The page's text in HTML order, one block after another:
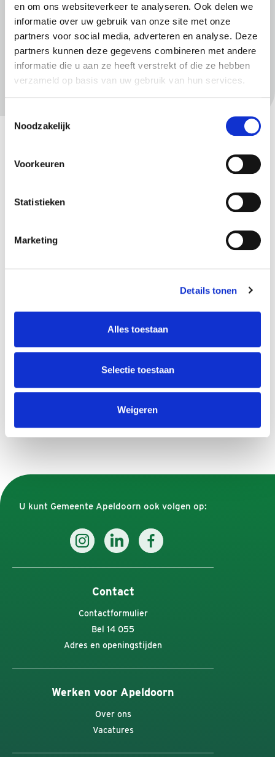
en om ons websiteverkeer te analyseren. Ook delen we
informatie over uw gebruik van onze site met onze
partners voor social media, adverteren en analyse. Deze
partners kunnen deze gegevens combineren met andere
informatie die u aan ze heeft verstrekt of die ze hebben
verzameld op basis van uw gebruik van hun services.
Noodzakelijk
Voorkeuren
Statistieken
Marketing
Details tonen
Alles toestaan
Selectie toestaan
Weigeren
Meer informatie
Uitvoeringsvoorwaarden Aanpak Gevels
Historische Binnenstad
Het subsidieproces
Subsidie Monumenten
Duurzaamheidsdienst voor monumenten
Omgevingsloket
Beleidsregels zonnepanelen op monumenten en
bijlage 4
U kunt Gemeente Apeldoorn ook volgen op:
Contact
Contactformulier
Bel 14 055
Adres en openingstijden
Werken voor Apeldoorn
Over ons
Vacatures